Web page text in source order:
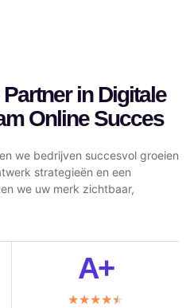
in Digitale
Online Succes
we bedrijven succesvol groeien
strategieën en een
we uw merk zichtbaar,
A+
★★★★★